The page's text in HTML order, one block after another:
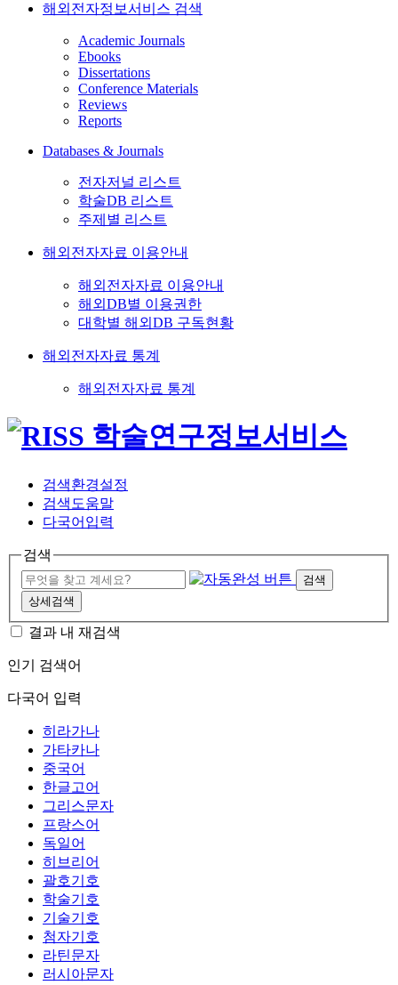
해외전자정보서비스 검색
Academic Journals
Ebooks
Dissertations
Conference Materials
Reviews
Reports
Databases & Journals
전자저널 리스트
학술DB 리스트
주제별 리스트
해외전자자료 이용안내
해외전자자료 이용안내
해외DB별 이용권한
대학별 해외DB 구독현황
해외전자자료 통계
해외전자자료 통계
검색환경설정
검색도움말
다국어입력
검색
검색
상세검색
결과 내 재검색
인기 검색어
다국어 입력
히라가나
가타카나
중국어
한글고어
그리스문자
프랑스어
독일어
히브리어
괄호기호
학술기호
기술기호
첨자기호
라틴문자
러시아문자